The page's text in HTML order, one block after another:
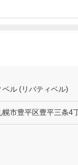
ベル (リバティベル)
幌市豊平区豊平三条4